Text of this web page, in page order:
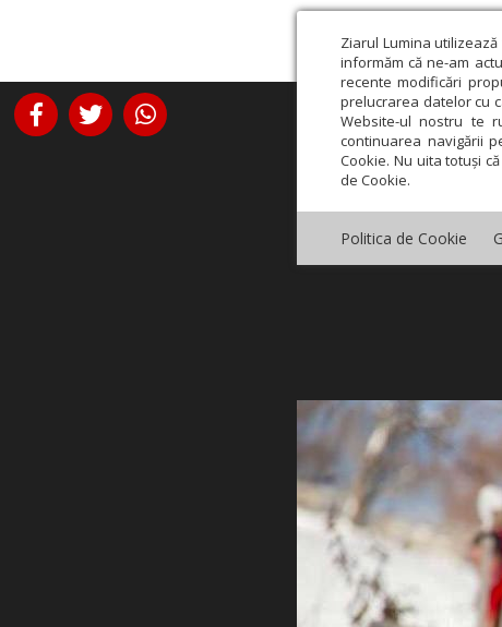
Ziarul Lumina
informăm că ne-am
recente modificări
prelucrarea datelor cu
Website-ul nostru te
continuarea navigării
Cookie. Nu uita totuși
de Cookie.
Politica de Cookie